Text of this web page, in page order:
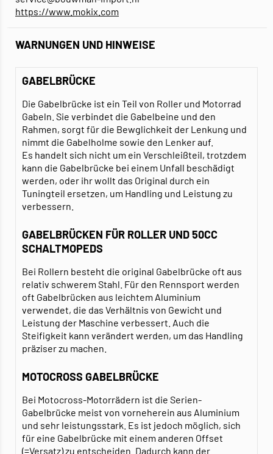
https://www.mokix.com
WARNUNGEN UND HINWEISE
GABELBRÜCKE
Die Gabelbrücke ist ein Teil von Roller und Motorrad
Gabeln. Sie verbindet die Gabelbeine und den
Rahmen, sorgt für die Bewglichkeit der Lenkung und
nimmt die Gabelholme sowie den Lenker auf.
Es handelt sich nicht um ein Verschleißteil, trotzdem
kann die Gabelbrücke bei einem Unfall beschädigt
werden, oder ihr wollt das Original durch ein
Tuningteil ersetzen, um Handling und Leistung zu
verbessern.
GABELBRÜCKEN FÜR ROLLER UND 50CC
SCHALTMOPEDS
Bei Rollern besteht die original Gabelbrücke oft aus
relativ schwerem Stahl. Für den Rennsport werden
oft Gabelbrücken aus leichtem Aluminium
verwendet, die das Verhältnis von Gewicht und
Leistung der Maschine verbessert. Auch die
Steifigkeit kann verändert werden, um das Handling
präziser zu machen.
MOTOCROSS GABELBRÜCKE
Bei Motocross-Motorrädern ist die Serien-
Gabelbrücke meist von vorneherein aus Aluminium
und sehr leistungsstark. Es ist jedoch möglich, sich
für eine Gabelbrücke mit einem anderen Offset
(=Versatz) zu entscheiden. Dadurch kann der